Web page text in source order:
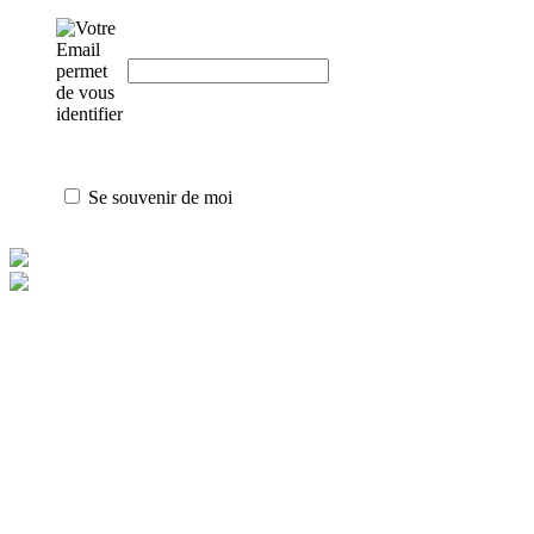
Se souvenir de moi